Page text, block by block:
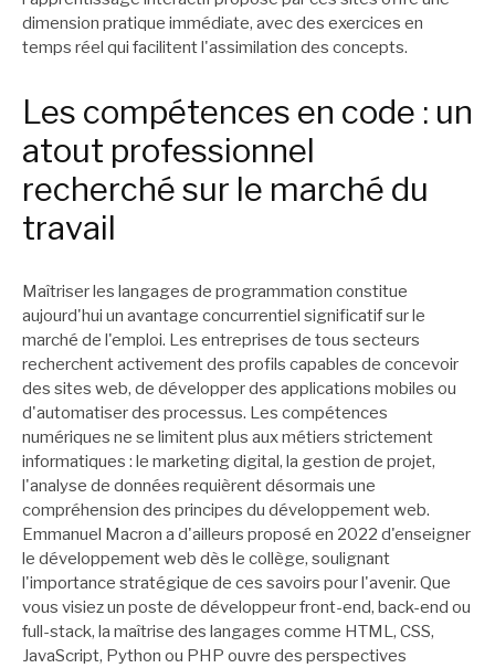
dimension pratique immédiate, avec des exercices en
temps réel qui facilitent l'assimilation des concepts.
Les compétences en code : un
atout professionnel
recherché sur le marché du
travail
Maîtriser les langages de programmation constitue
aujourd'hui un avantage concurrentiel significatif sur le
marché de l'emploi. Les entreprises de tous secteurs
recherchent activement des profils capables de concevoir
des sites web, de développer des applications mobiles ou
d'automatiser des processus. Les compétences
numériques ne se limitent plus aux métiers strictement
informatiques : le marketing digital, la gestion de projet,
l'analyse de données requièrent désormais une
compréhension des principes du développement web.
Emmanuel Macron a d'ailleurs proposé en 2022 d'enseigner
le développement web dès le collège, soulignant
l'importance stratégique de ces savoirs pour l'avenir. Que
vous visiez un poste de développeur front-end, back-end ou
full-stack, la maîtrise des langages comme HTML, CSS,
JavaScript, Python ou PHP ouvre des perspectives